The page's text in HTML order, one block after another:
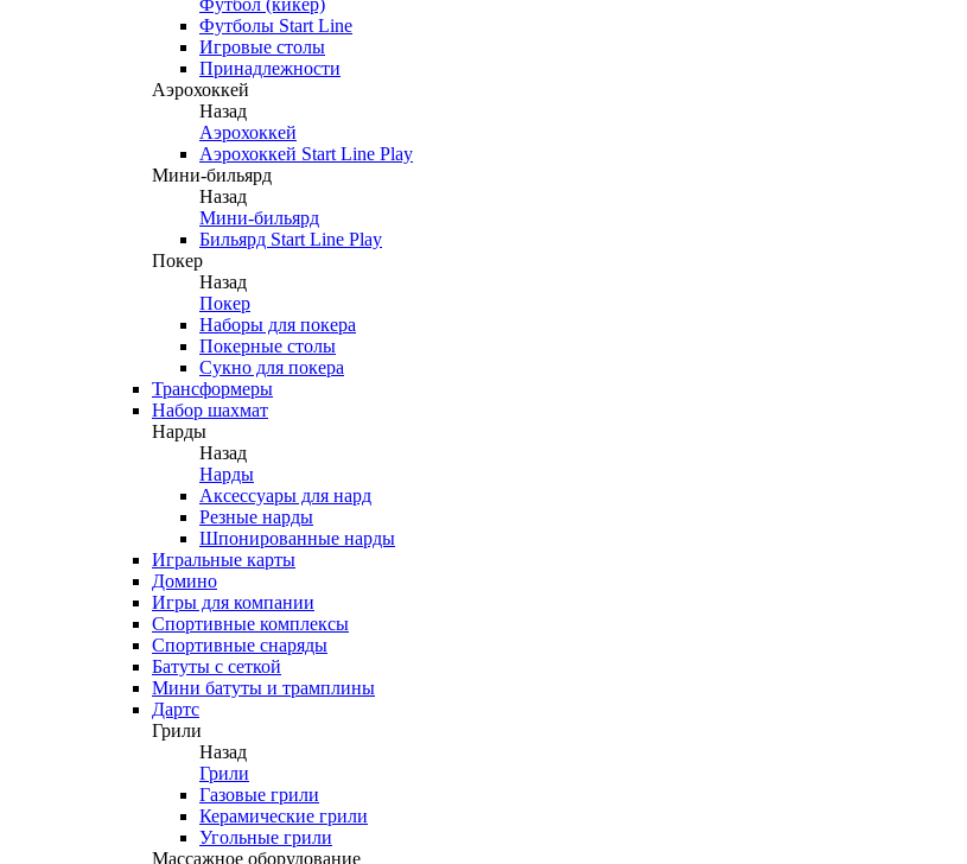
Футбол (кикер)
Футболы Start Line
Игровые столы
Принадлежности
Аэрохоккей
Назад
Аэрохоккей
Аэрохоккей Start Line Play
Мини-бильярд
Назад
Мини-бильярд
Бильярд Start Line Play
Покер
Назад
Покер
Наборы для покера
Покерные столы
Сукно для покера
Трансформеры
Набор шахмат
Нарды
Назад
Нарды
Аксессуары для нард
Резные нарды
Шпонированные нарды
Игральные карты
Домино
Игры для компании
Спортивные комплексы
Спортивные снаряды
Батуты с сеткой
Мини батуты и трамплины
Дартс
Грили
Назад
Грили
Газовые грили
Керамические грили
Угольные грили
Массажное оборудование